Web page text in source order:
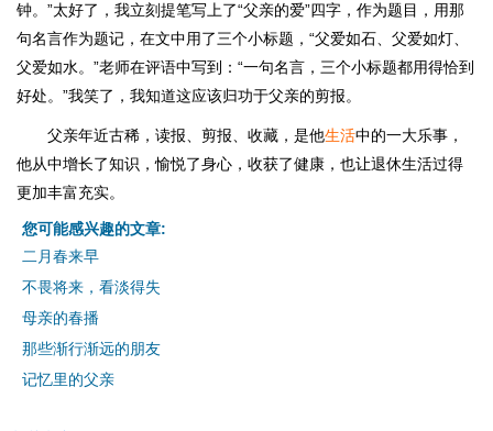
钟。”太好了，我立刻提笔写上了“父亲的爱”四字，作为题目，用那
句名言作为题记，在文中用了三个小标题，“父爱如石、父爱如灯、
父爱如水。”老师在评语中写到：“一句名言，三个小标题都用得恰到
好处。”我笑了，我知道这应该归功于父亲的剪报。
父亲年近古稀，读报、剪报、收藏，是他生活中的一大乐事，
他从中增长了知识，愉悦了身心，收获了健康，也让退休生活过得
更加丰富充实。
您可能感兴趣的文章:
二月春来早
不畏将来，看淡得失
母亲的春播
那些渐行渐远的朋友
记忆里的父亲